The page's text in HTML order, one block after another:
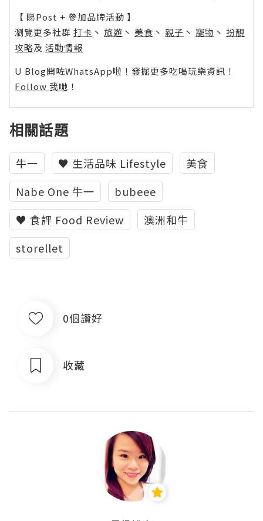
【 睇Post + 參加品牌活動 】
瀏覽更多社群 打卡 丶 旅遊 丶 美食 丶 親子 丶 寵物 丶 扮靚
攻略及 活動情報
U Blog開咗WhatsApp啦！發掘更多吃喝玩樂資訊！
Follow 我哋 ！
相關話題
牛一 ♥ 生活品味 Lifestyle
美食
Nabe One 牛一
bubeee
♥ 食評 Food Review
澳洲和牛
storellet
0個讚好
收藏